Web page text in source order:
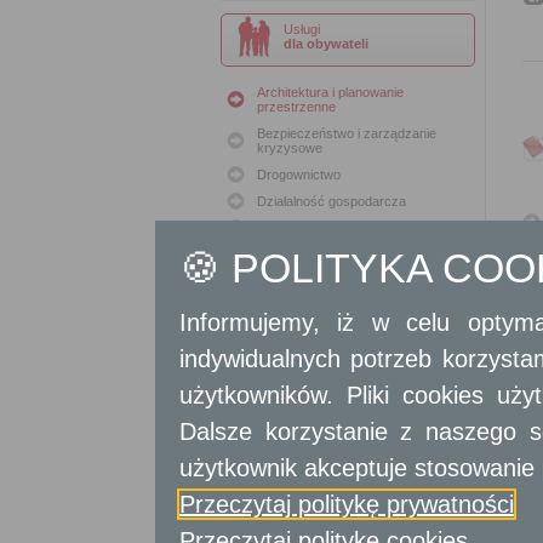
Usługi
dla obywateli
Architektura i planowanie
przestrzenne
Bezpieczeństwo i zarządzanie
kryzysowe
Drogownictwo
Działalność gospodarcza
Geodezja i Kataster
Gospodarka nieruchomościami
Ochrona Środowiska
Oświata
Podatki i opłaty lokalne
Polityka społeczna
Skargi i wnioski
Sport i Rekreacja
Sprawy komunalne
🍪 POLITYKA
Informujemy, iż w celu
indywidualnych potrzeb
użytkowników. Pliki cookies
Dalsze korzystanie z naszego
użytkownik akceptuje stosowanie
Przeczytaj politykę prywatności